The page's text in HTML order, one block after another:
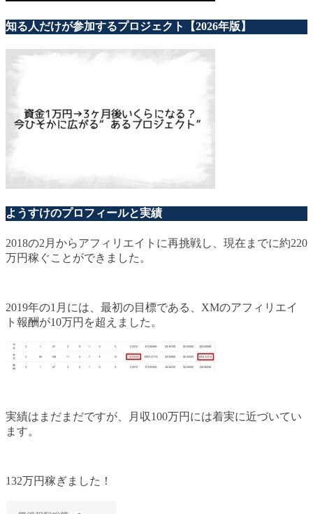
知る人だけが参加するプロジェクト【2026年版】
ようすけのプロフィールと実績
2018の2月からアフィリエイトに再挑戦し、現在までに約220
万円稼ぐことができました。
2019年の1月には、最初の目標である、XMのアフィリエイ
ト報酬が10万円を超えました。
実績はまだまだですが、月収100万円には着実に近づいてい
ます。
132万円稼ぎました！